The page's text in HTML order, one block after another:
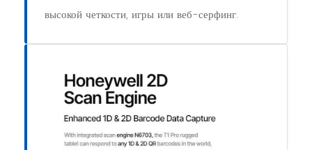
высокой четкости, игры или веб-серфинг.